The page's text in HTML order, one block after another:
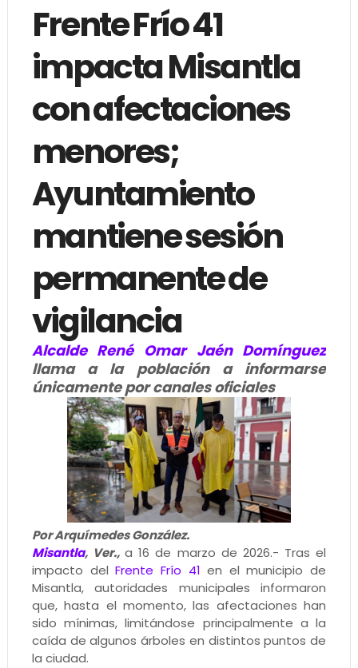
Frente Frío 41
impacta Misantla
con afectaciones
menores;
Ayuntamiento
mantiene sesión
permanente de
vigilancia
Alcalde René Omar Jaén Domínguez
llama a la población a informarse
únicamente por canales oficiales
Por Arquímedes González.
Misantla, Ver.,a 16 de marzo de 2026.- Tras el
impacto delFrente Frío 41 en el municipio de
Misantla, autoridades municipales informaron
que, hasta el momento, las afectaciones han
sido mínimas, limitándose principalmente a la
caída de algunos árboles en distintos puntos de
la ciudad.